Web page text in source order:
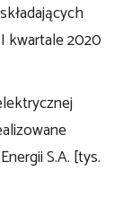
kwartale 2020
S.A. [tys.